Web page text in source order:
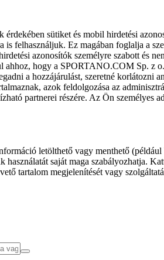
sütiket és mobil hirdetési
is felhasználjuk. Ez magában foglalja a
azonosítók személyre szabott és
hogy a SPORTANO.COM Sp. z
a hozzájárulást, szeretné
azok feldolgozása az
partnerei részére. Az Ön személyes
letölthető vagy menthető
saját maga szabályozhatja.
tartalom megjelenítését vagy